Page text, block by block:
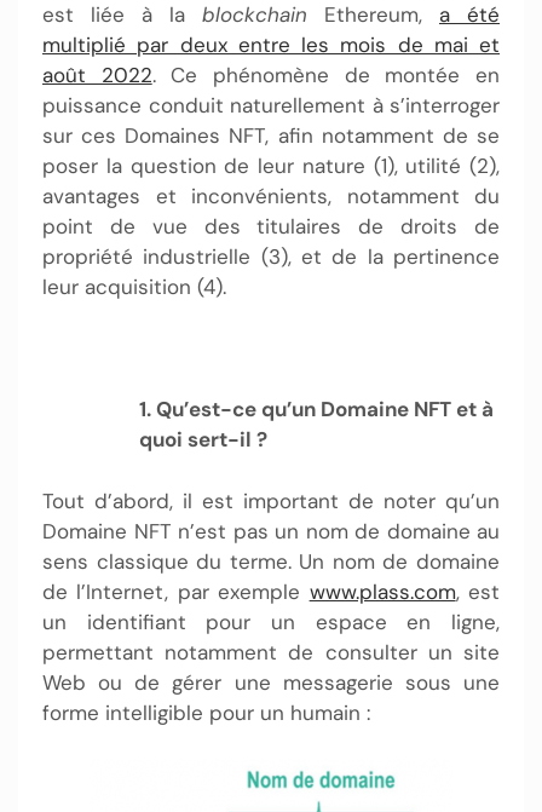
est liée à la blockchain Ethereum, a été
multiplié par deux entre les mois de mai et
août 2022. Ce phénomène de montée en
puissance conduit naturellement à s’interroger
sur ces Domaines NFT, afin notamment de se
poser la question de leur nature (1), utilité (2),
avantages et inconvénients, notamment du
point de vue des titulaires de droits de
propriété industrielle (3), et de la pertinence
leur acquisition (4).
1. Qu’est-ce qu’un Domaine NFT et à
quoi sert-il ?
Tout d’abord, il est important de noter qu’un
Domaine NFT n’est pas un nom de domaine au
sens classique du terme. Un nom de domaine
de l’Internet, par exemple www.plass.com, est
un identifiant pour un espace en ligne,
permettant notamment de consulter un site
Web ou de gérer une messagerie sous une
forme intelligible pour un humain :